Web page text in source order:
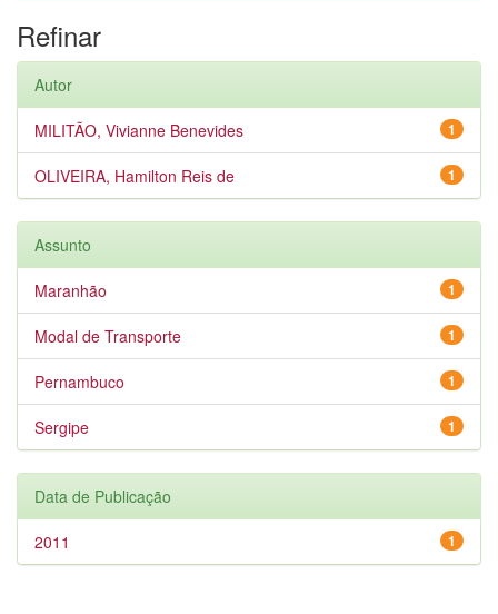
Refinar
Autor
1
MILITÃO, Vivianne Benevides
1
OLIVEIRA, Hamilton Reis de
Assunto
1
Maranhão
1
Modal de Transporte
1
Pernambuco
1
Sergipe
Data de Publicação
1
2011